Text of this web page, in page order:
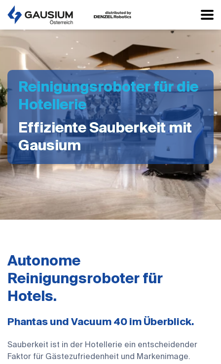
Reinigungsroboter für die
Hotellerie
Effiziente Sauberkeit mit
Gausium
Autonome
Reinigungsroboter für
Hotels.
Phantas und Vacuum 40 im Überblick.
Sauberkeit ist in der Hotellerie ein entscheidender
Faktor für Gästezufriedenheit und Markenimage.